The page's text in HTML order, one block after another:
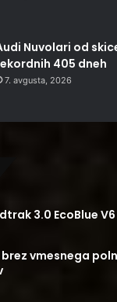
Nuvolari od
405 dneh
7. avgusta, 2026
3.0 EcoBlue V6
vmesnega